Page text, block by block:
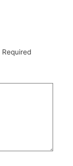
Required